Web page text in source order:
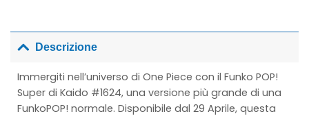
Descrizione
Immergiti nell’universo di One Piece con il Funko POP!
Super di Kaido #1624, una versione più grande di una
FunkoPOP! normale. Disponibile dal 29 Aprile, questa